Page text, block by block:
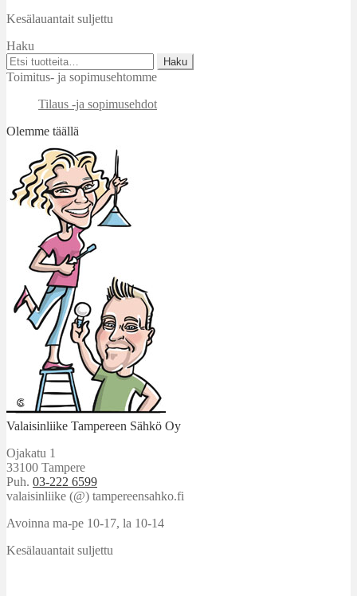
Kesälauantait suljettu
Haku
Etsi:
Haku
Toimitus- ja sopimusehtomme
Tilaus -ja sopimusehdot
Olemme täällä
Valaisinliike Tampereen Sähkö Oy
Ojakatu 1
33100 Tampere
Puh. 03-222 6599
valaisinliike (@) tampereensahko.fi
Avoinna ma-pe 10-17, la 10-14
Kesälauantait suljettu